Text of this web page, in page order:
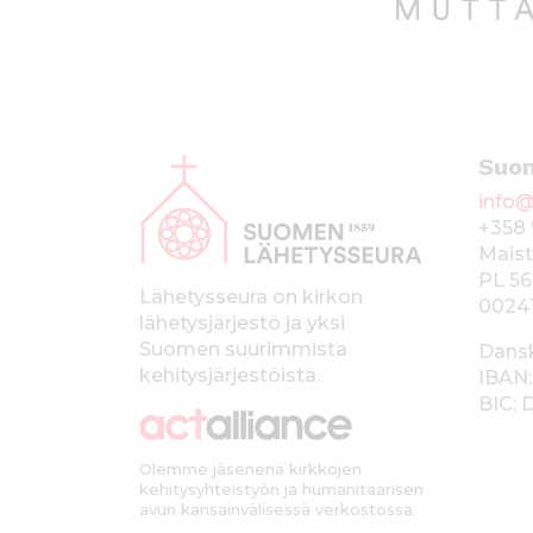
Lähetysseura on kirkon
lähetysjärjestö ja yksi
Suomen suurimmista
kehitysjärjestöistä.
Olemme jäsenenä kirkkojen
kehitysyhteistyön ja humanitaarisen
avun kansainvälisessä verkostossa.
+358
PL 56
BIC: